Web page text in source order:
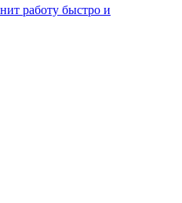
работу быстро и